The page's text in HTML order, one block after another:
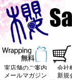
実店舗のご案内 会社
メールマガジン
新規